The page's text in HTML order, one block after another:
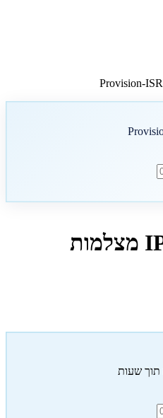
מתאם קואקס ל-IP מצלמות
תוך שעות